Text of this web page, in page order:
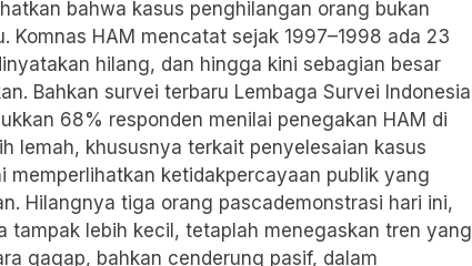
bahwa kasus penghilangan orang bukan
Komnas HAM mencatat sejak 1997–1998 ada 23
hilang, dan hingga kini sebagian besar
Bahkan survei terbaru Lembaga Survei Indonesia
68% responden menilai penegakan HAM di
lemah, khususnya terkait penyelesaian kasus
memperlihatkan ketidakpercayaan publik yang
Hilangnya tiga orang pascademonstrasi hari ini,
tampak lebih kecil, tetaplah menegaskan tren yang
gagap, bahkan cenderung pasif, dalam